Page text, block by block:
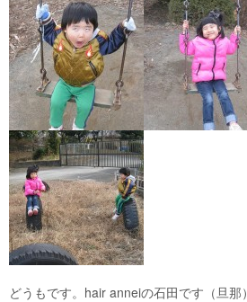
どうもです。hair anneiの石田です（旦那）